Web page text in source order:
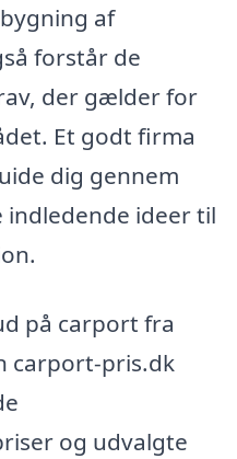
af
forstår de
der gælder for
Et godt firma
dig gennem
indledende ideer til
på carport fra
carport-pris.dk
og udvalgte